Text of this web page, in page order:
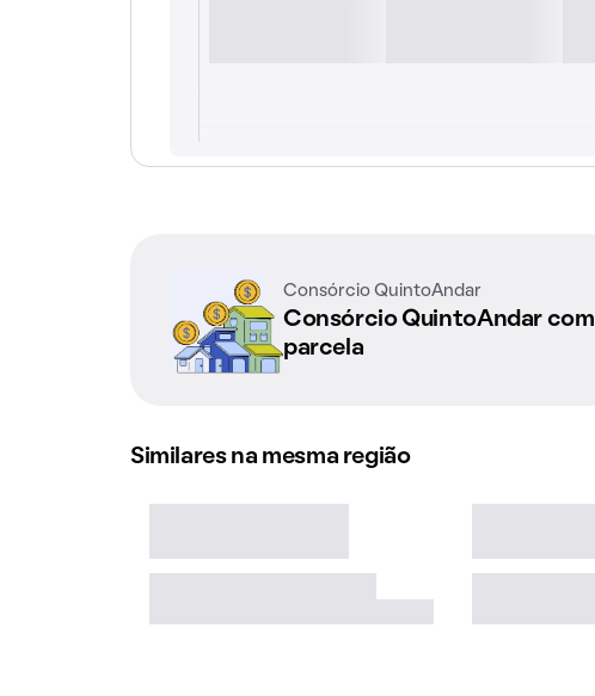
Consórcio QuintoAndar
Consórcio QuintoAndar com
parcela
Similares na mesma região